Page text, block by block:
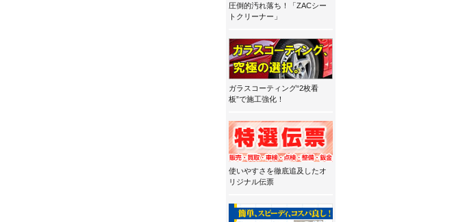
圧倒的汚れ落ち！「ZACシー
トクリーナー」
ガラスコーティング“2枚看
板”で施工強化！
使いやすさを徹底追及したオ
リジナル伝票